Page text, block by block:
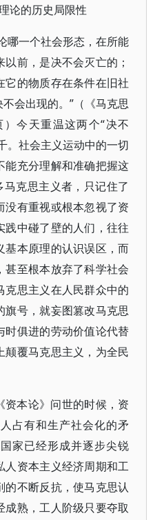
论的历史局限性
哪一个社会形态，在所能
前，是决不会灭亡的；
的物质存在条件在旧社
会出现的。”（《马克思
今天重温这两个“决不
。社会主义运动中的一切
能充分理解和准确把握这
马克思主义者，只记住了
没有重视或根本忽视了资
中碰了壁的人们，往往
基本原理的认识误区，而
甚至根本放弃了科学社会
克思主义在人民群众中的
旗号，就妄图篡改马克思
时俱进的劳动价值论代替
覆马克思主义，为全民
本论》问世的时候，资
占有和生产社会化的矛
家已经形成并逐步尖锐
人资本主义经济周期和工
的不断反抗，使马克思认
熟，工人阶级只要夺取